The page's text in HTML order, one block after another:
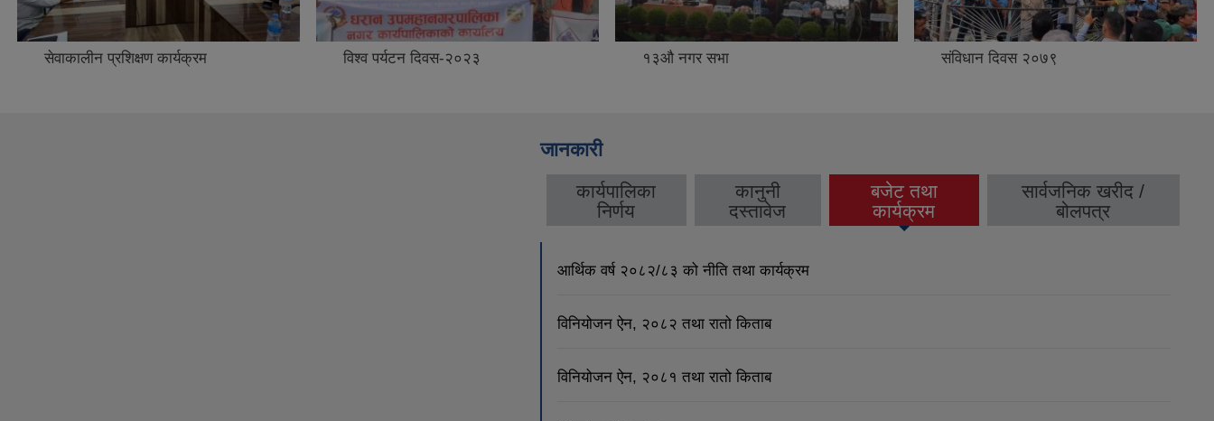
सेवाकालीन प्रशिक्षण कार्यक्रम विश्व पर्यटन दिवस-२०२३ १३औ नगर सभा संविधान दिवस २०७९
जानकारी
कार्यपालिका
निर्णय
कानुनी
दस्तावेज
बजेट तथा
कार्यक्रम
(active tab)
सार्वजनिक खरीद /
बोलपत्र
आर्थिक वर्ष २०८२/८३ को नीति तथा कार्यक्रम
विनियोजन ऐन, २०८२ तथा रातो किताब
विनियोजन ऐन, २०८१ तथा रातो किताब